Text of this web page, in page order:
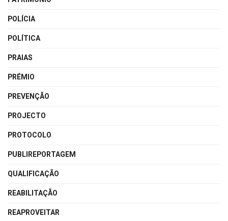
POLÍCIA
POLÍTICA
PRAIAS
PRÉMIO
PREVENÇÃO
PROJECTO
PROTOCOLO
PUBLIREPORTAGEM
QUALIFICAÇÃO
REABILITAÇÃO
REAPROVEITAR